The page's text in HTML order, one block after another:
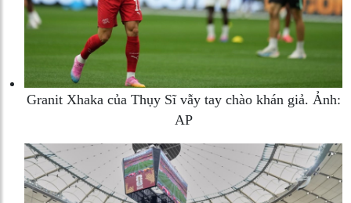
Granit Xhaka của Thụy Sĩ vẫy tay chào khán giả. Ảnh:
AP